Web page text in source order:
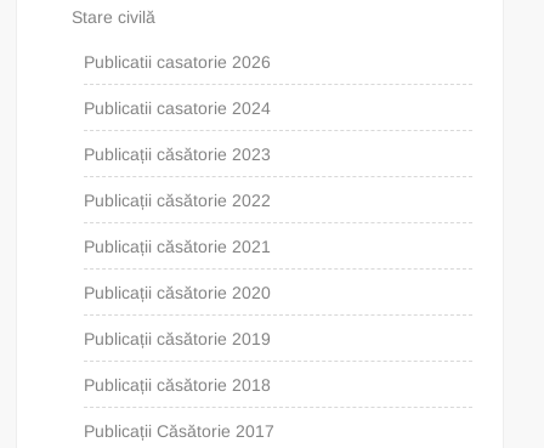
Stare civilă
Publicatii casatorie 2026
Publicatii casatorie 2024
Publicații căsătorie 2023
Publicații căsătorie 2022
Publicații căsătorie 2021
Publicații căsătorie 2020
Publicații căsătorie 2019
Publicații căsătorie 2018
Publicații Căsătorie 2017